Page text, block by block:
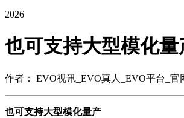
2026
也可支持大型模化量
作者： EVO视讯_EVO真人_EVO平台_官
也可支持大型模化量产